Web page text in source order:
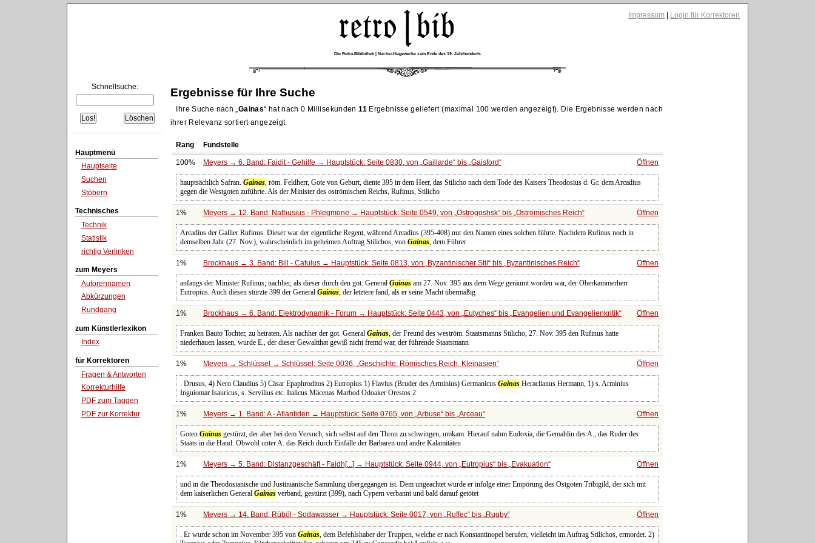
Impressum Login für Korrektoren
Die Retro-Bibliothek | Nachschlagewerke zum Ende des 19. Jahrhunderts
Schnellsuche:
Hauptmenü
Hauptseite
Suchen
Stöbern
Technisches
Technik
Statistik
richtig Verlinken
zum Meyers
Autorennamen
Abkürzungen
Rundgang
zum Künstlerlexikon
Index
für Korrektoren
Fragen & Antworten
Korrekturhilfe
PDF zum Taggen
PDF zur Korrektur
Ergebnisse für Ihre Suche
Ihre Suche nach Gainas hat nach 0 Millisekunden11Ergebnisse geliefert (maximal 100 werden angezeigt). Die Ergebnisse werden nach
ihrer Relevanz sortiert angezeigt.
Rang Fundstelle
100% Meyers → 6. Band: Faidit - Gehilfe → Hauptstück: Seite 0830, von Gaillarde bis Gaisford Öffnen
hauptsächlich Safran.Gainas, röm. Feldherr, Gote von Geburt, diente 395 in dem Heer, das Stilicho nach dem Tode des Kaisers Theodosius d. Gr. dem Arcadius
gegen die Westgoten zuführte. Als der Minister des oströmischen Reichs, Rufinus, Stilicho
1% Meyers → 12. Band: Nathusius - Phlegmone → Hauptstück: Seite 0549, von Ostrogoshsk bis Oströmisches Reich Öffnen
Arcadius der Gallier Rufinus. Dieser war der eigentliche Regent, während Arcadius (395-408) nur den Namen eines solchen führte. Nachdem Rufinus noch in
demselben Jahr (27. Nov.), wahrscheinlich im geheimen Auftrag Stilichos, vonGainas, dem Führer
1% Brockhaus → 3. Band: Bill - Catulus → Hauptstück: Seite 0813, von Byzantinischer Stil bis Byzantinisches Reich Öffnen
anfangs der Minister Rufinus; nachher, als dieser durch den got. GeneralGainas am 27. Nov. 395 aus dem Wege geräumt worden war, der Oberkammerherr
Eutropius. Auch diesen stürzte 399 der GeneralGainas; der letztere fand, als er seine Macht übermäßig
1% Brockhaus → 6. Band: Elektrodynamik - Forum → Hauptstück: Seite 0443, von Eutyches bis Evangelien und Evangelienkritik Öffnen
Franken Bauto Tochter, zu heiraten. Als nachher der got. GeneralGainas, der Freund des weström. Staatsmanns Stilicho, 27. Nov. 395 den Rufinus hatte
niederhauen lassen, wurde E., der dieser Gewaltthat gewiß nicht fremd war, der führende Staatsmann
1% Meyers → Schlüssel → Schlüssel: Seite 0036, Geschichte: Römisches Reich. Kleinasien Öffnen
. Drusus, 4) Nero Claudius 5) Cäsar Epaphroditos 2) Eutropius 1) Flavius (Bruder des Arminius) GermanicusGainas Heraclianus Hermann, 1) s. Arminius
Inguiomar Isauricus, s. Servilius etc. Italicus Mäcenas Marbod Odoaker Orestos 2
1% Meyers → 1. Band: A - Atlantiden → Hauptstück: Seite 0765, von Arbuse bis Arceau Öffnen
GotenGainas gestürzt, der aber bei dem Versuch, sich selbst auf den Thron zu schwingen, umkam. Hierauf nahm Eudoxia, die Gemahlin des A., das Ruder des
Staats in die Hand. Obwohl unter A. das Reich durch Einfälle der Barbaren und andre Kalamitäten
1% Meyers → 5. Band: Distanzgeschäft - Faidh[...] → Hauptstück: Seite 0944, von Eutropius bis Evakuation Öffnen
und in die Theodosianische und Justinianische Sammlung übergegangen ist. Dem ungeachtet wurde er infolge einer Empörung des Ostgoten Tribigild, der sich mit
dem kaiserlichen GeneralGainas verband, gestürzt (399), nach Cypern verbannt und bald darauf getötet
1% Meyers → 14. Band: Rüböl - Sodawasser → Hauptstück: Seite 0017, von Ruffec bis Rugby Öffnen
. Er wurde schon im November 395 vonGainas, dem Befehlshaber der Truppen, welche er nach Konstantinopel berufen, vielleicht im Auftrag Stilichos, ermordet. 2)